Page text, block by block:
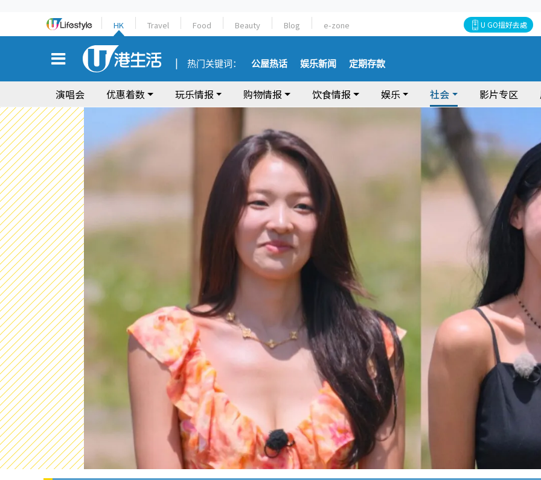
HK Travel Food Beauty Blog e-zone U GO搵好去處
热门关键词： 公屋热话 娱乐新闻 定期存款
演唱会 优惠着数 玩乐情报 购物情报 饮食情报 娱乐 社会 影片专区